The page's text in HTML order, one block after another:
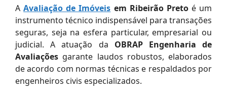
AAvaliação de Imóveis em Ribeirão Pretoé um
instrumento técnico indispensável para transações
seguras, seja na esfera particular, empresarial ou
judicial. A atuação da OBRAP Engenharia de
Avaliações garante laudos robustos, elaborados
de acordo com normas técnicas e respaldados por
engenheiros civis especializados.